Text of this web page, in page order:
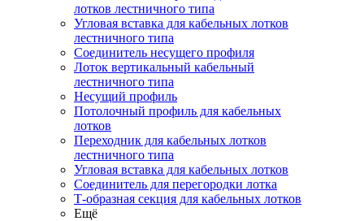
лотков лестничного типа
Угловая вставка для кабельных лотков
лестничного типа
Соединитель несущего профиля
Лоток вертикальный кабельный
лестничного типа
Несущий профиль
Потолочный профиль для кабельных
лотков
Переходник для кабельных лотков
лестничного типа
Угловая вставка для кабельных лотков
Соединитель для перегородки лотка
Т-образная секция для кабельных лотков
Ещё